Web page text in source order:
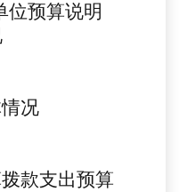
位预算说明
况
款支出预算